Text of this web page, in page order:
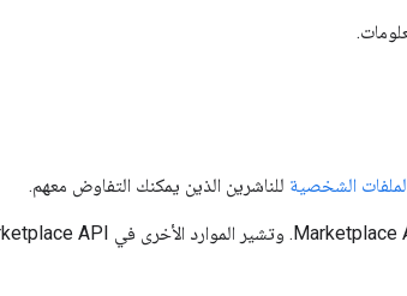
الشخصية للناشرين الذين يمكنك التفاوض معهم.